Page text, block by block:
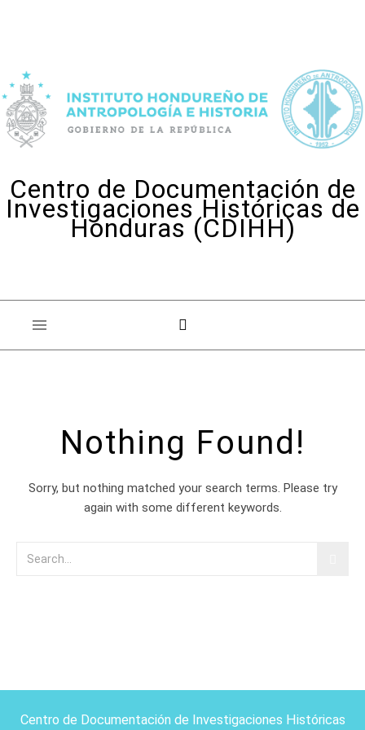
Centro de Documentación de
Investigaciones Históricas de
Honduras (CDIHH)
Nothing Found!
Sorry, but nothing matched your search terms. Please try
again with some different keywords.
Centro de Documentación de Investigaciones Históricas